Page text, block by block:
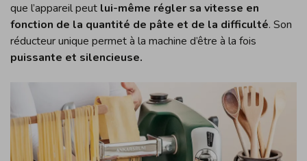
que l’appareil peut lui-même régler sa vitesse en
fonction de la quantité de pâte et de la difficulté. Son
réducteur unique permet à la machine d’être à la fois
puissante et silencieuse.